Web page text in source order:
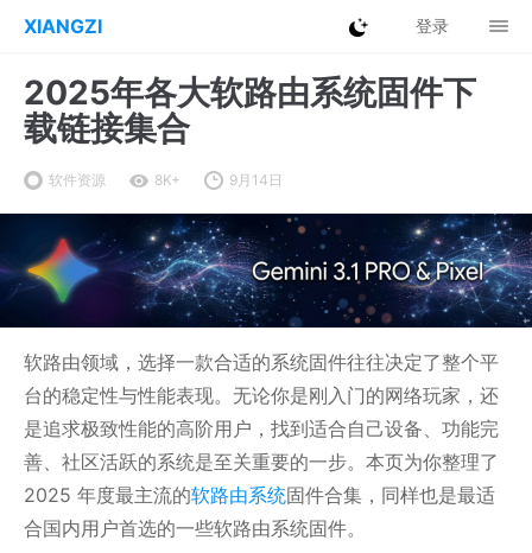
XIANGZI 登录
2025年各大软路由系统固件下
载链接集合
软件资源 8K+ 9月14日
软路由领域，选择一款合适的系统固件往往决定了整个平
台的稳定性与性能表现。无论你是刚入门的网络玩家，还
是追求极致性能的高阶用户，找到适合自己设备、功能完
善、社区活跃的系统是至关重要的一步。本页为你整理了
2025 年度最主流的软路由系统固件合集，同样也是最适
合国内用户首选的一些软路由系统固件。